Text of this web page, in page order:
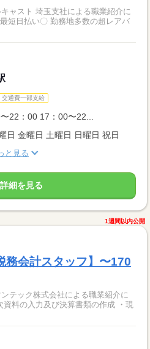
ャスト 埼玉支社による職業紹介に
短日払い〇 勤務地多数の超レアバ
交通費一部支給
22：00 17：00〜22...
日 金曜日 土曜日 日曜日 祝日
と見る
細を見る
1週間以内公開
務会計スタッフ】〜170
テック株式会社による職業紹介に
料の入力及び決算書類の作成 ・現